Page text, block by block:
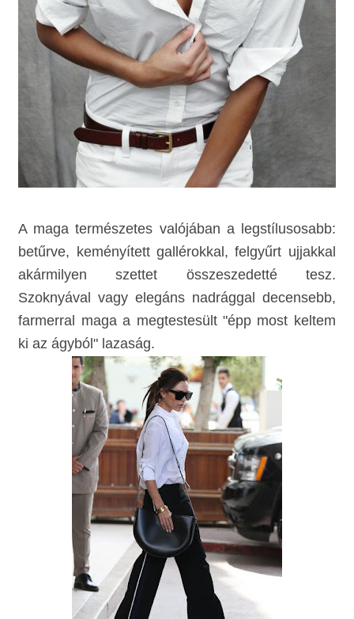
A maga természetes valójában a legstílusosabb:
betűrve, keményített gallérokkal, felgyűrt ujjakkal
akármilyen szettet összeszedetté tesz.
Szoknyával vagy elegáns nadrággal decensebb,
farmerral maga a megtestesült "épp most keltem
ki az ágyból" lazaság.